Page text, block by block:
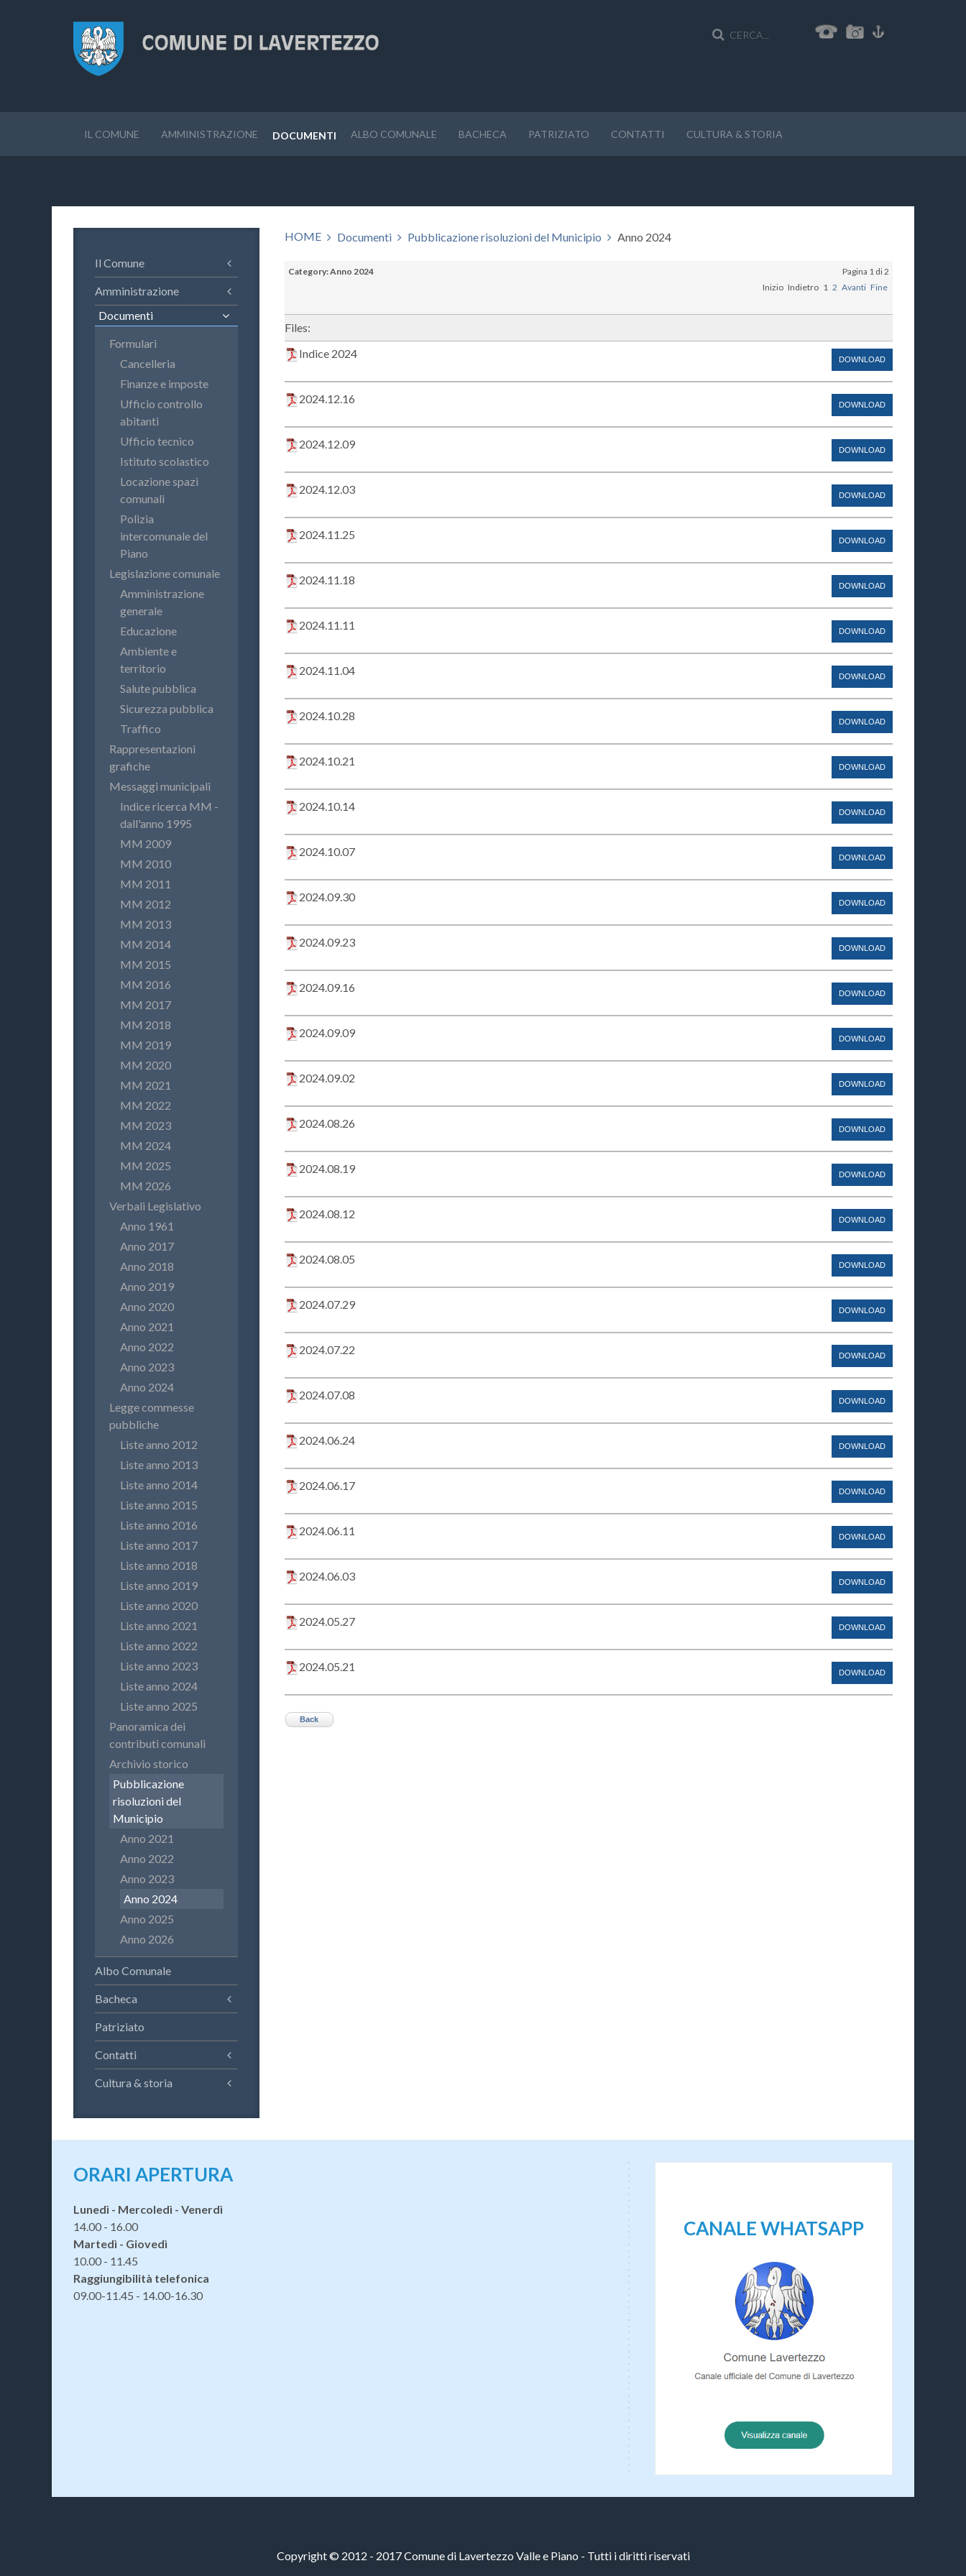
IL COMUNE AMMINISTRAZIONE DOCUMENTI ALBO COMUNALE BACHECA PATRIZIATO CONTATTI CULTURA & STORIA
HOME Documenti Pubblicazione risoluzioni del Municipio Anno 2024
Category: Anno 2024
Pagina 1 di 2
Inizio Indietro 1 2 Avanti Fine
Files:
Indice 2024
DOWNLOAD
2024.12.16 DOWNLOAD
2024.12.09 DOWNLOAD
2024.12.03 DOWNLOAD
2024.11.25 DOWNLOAD
2024.11.18 DOWNLOAD
2024.11.11 DOWNLOAD
2024.11.04 DOWNLOAD
2024.10.28 DOWNLOAD
2024.10.21 DOWNLOAD
2024.10.14 DOWNLOAD
2024.10.07 DOWNLOAD
2024.09.30 DOWNLOAD
2024.09.23 DOWNLOAD
2024.09.16 DOWNLOAD
2024.09.09 DOWNLOAD
2024.09.02 DOWNLOAD
2024.08.26 DOWNLOAD
2024.08.19 DOWNLOAD
2024.08.12 DOWNLOAD
2024.08.05 DOWNLOAD
2024.07.29 DOWNLOAD
2024.07.22 DOWNLOAD
2024.07.08 DOWNLOAD
2024.06.24 DOWNLOAD
2024.06.17 DOWNLOAD
2024.06.11 DOWNLOAD
2024.06.03 DOWNLOAD
2024.05.27 DOWNLOAD
2024.05.21 DOWNLOAD
Back
Il Comune
Amministrazione
Documenti
Formulari
Cancelleria
Finanze e imposte
Ufficio controllo
abitanti
Ufficio tecnico
Istituto scolastico
Locazione spazi
comunali
Polizia
intercomunale del
Piano
Legislazione comunale
Amministrazione
generale
Educazione
Ambiente e
territorio
Salute pubblica
Sicurezza pubblica
Traffico
Rappresentazioni
grafiche
Messaggi municipali
Indice ricerca MM -
dall'anno 1995
MM 2009
MM 2010
MM 2011
MM 2012
MM 2013
MM 2014
MM 2015
MM 2016
MM 2017
MM 2018
MM 2019
MM 2020
MM 2021
MM 2022
MM 2023
MM 2024
MM 2025
MM 2026
Verbali Legislativo
Anno 1961
Anno 2017
Anno 2018
Anno 2019
Anno 2020
Anno 2021
Anno 2022
Anno 2023
Anno 2024
Legge commesse
pubbliche
Liste anno 2012
Liste anno 2013
Liste anno 2014
Liste anno 2015
Liste anno 2016
Liste anno 2017
Liste anno 2018
Liste anno 2019
Liste anno 2020
Liste anno 2021
Liste anno 2022
Liste anno 2023
Liste anno 2024
Liste anno 2025
Panoramica dei
contributi comunali
Archivio storico
Pubblicazione
risoluzioni del
Municipio
Anno 2021
Anno 2022
Anno 2023
Anno 2024
Anno 2025
Anno 2026
Albo Comunale
Bacheca
Patriziato
Contatti
Cultura & storia
ORARI APERTURA
Lunedì - Mercoledì - Venerdì
14.00 - 16.00
Martedì - Giovedì
10.00 - 11.45
Raggiungibilità telefonica
09.00-11.45 - 14.00-16.30
CANALE WHATSAPP
Copyright © 2012 - 2017 Comune di Lavertezzo Valle e Piano - Tutti i diritti riservati